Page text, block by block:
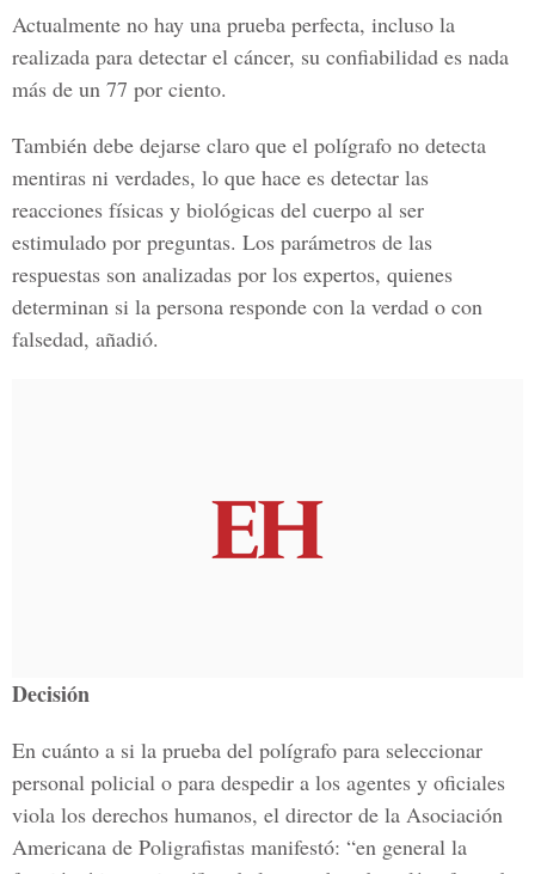
Actualmente no hay una prueba perfecta, incluso la
realizada para detectar el cáncer, su confiabilidad es nada
más de un 77 por ciento.
También debe dejarse claro que el polígrafo no detecta
mentiras ni verdades, lo que hace es detectar las
reacciones físicas y biológicas del cuerpo al ser
estimulado por preguntas. Los parámetros de las
respuestas son analizadas por los expertos, quienes
determinan si la persona responde con la verdad o con
falsedad, añadió.
Decisión
En cuánto a si la prueba del polígrafo para seleccionar
personal policial o para despedir a los agentes y oficiales
viola los derechos humanos, el director de la Asociación
Americana de Poligrafistas manifestó: “en general la